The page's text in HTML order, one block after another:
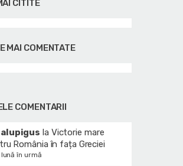
CITITE
MAI COMENTATE
COMENTARII
alupigus la Victorie mare
România în fața Greciei
lună în urmă